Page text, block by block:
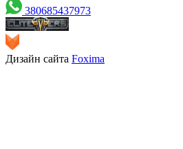
380685437973
Дизайн сайта Foxima